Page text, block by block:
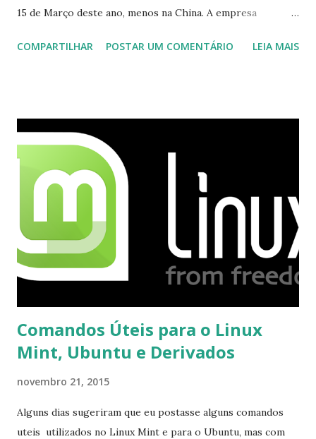
15 de Março deste ano, menos na China. A empresa
integrado com o serviço do MSN, segundo a empresa, os
o Windows Live (assim como muitos profissionais de TI) ,
mesmo na versão para Linux, claro, sempre existem outras
opções e o Pidgin, que se mostra como opção.
COMPARTILHAR POSTAR UM COMENTÁRIO LEIA MAIS
Comandos Úteis para o Linux
Mint, Ubuntu e Derivados
novembro 21, 2015
Alguns dias sugeriram que eu postasse alguns comandos
uteis utilizados no Linux Mint e para o Ubuntu, mas com